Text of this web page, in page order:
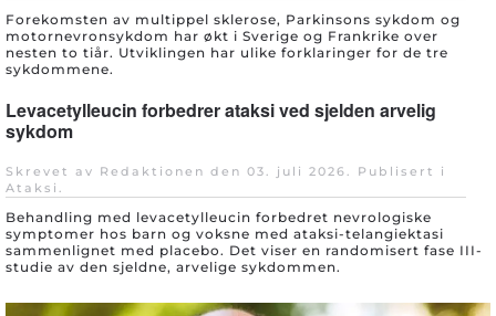
Forekomsten av multippel sklerose, Parkinsons sykdom og
motornevronsykdom har økt i Sverige og Frankrike over
nesten to tiår. Utviklingen har ulike forklaringer for de tre
sykdommene.
Levacetylleucin forbedrer ataksi ved sjelden arvelig
sykdom
Skrevet av Redaktionen den 03. juli 2026. Publisert i
Ataksi .
Behandling med levacetylleucin forbedret nevrologiske
symptomer hos barn og voksne med ataksi-telangiektasi
sammenlignet med placebo. Det viser en randomisert fase III-
studie av den sjeldne, arvelige sykdommen.